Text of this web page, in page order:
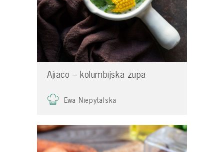
Ajiaco – kolumbijska zupa
Ewa Niepytalska